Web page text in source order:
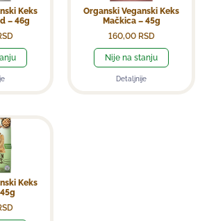
Keks
– 46g
Organski Veganski Keks
Mačkica – 45g
160,00 RSD
Nije na stanju
Detaljnije
Keks